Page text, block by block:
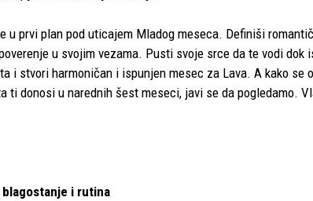
u prvi plan pod uticajem Mladog meseca. Definiši
u svojim vezama. Pusti svoje srce da te vodi dok
i stvori harmoničan i ispunjen mesec za Lava. A kako se
ti donosi u narednih šest meseci, javi se da pogledamo.
blagostanje i rutina